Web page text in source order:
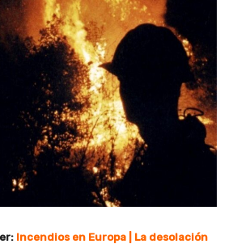
Incendios en Europa | La desolación